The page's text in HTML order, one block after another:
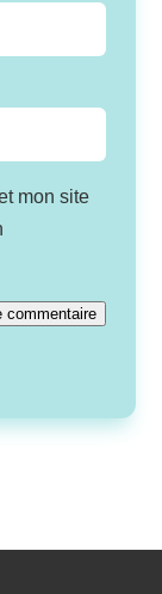
mon site
commentaire